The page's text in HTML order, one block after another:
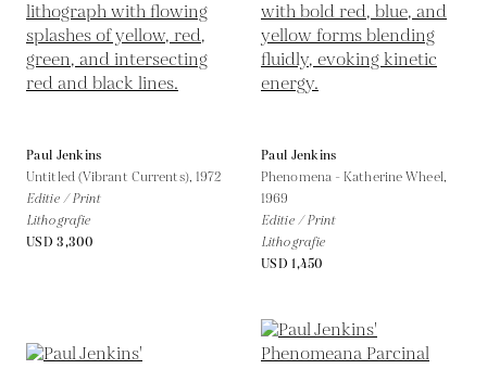
Paul Jenkins
Untitled (Vibrant Currents), 1972
Editie / Print
Lithografie
USD 3,300
Paul Jenkins
Phenomena - Katherine Wheel,
1969
Editie / Print
Lithografie
USD 1,450